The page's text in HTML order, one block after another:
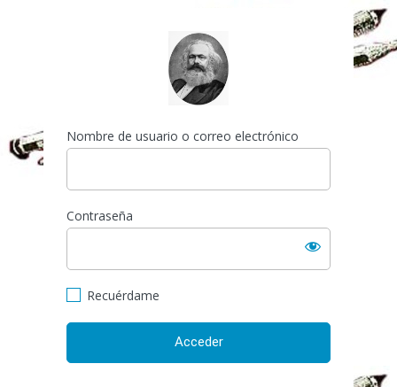
http://espai-marx.net/
Nombre de usuario o correo electrónico
Contraseña
Recuérdame